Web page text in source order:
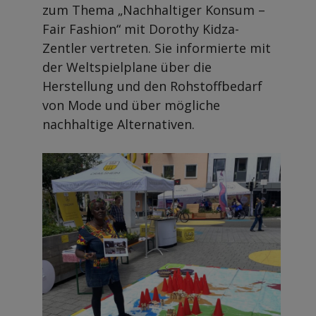
zum Thema „Nachhaltiger Konsum –
Fair Fashion“ mit Dorothy Kidza-
Zentler vertreten. Sie informierte mit
der Weltspielplane über die
Herstellung und den Rohstoffbedarf
von Mode und über mögliche
nachhaltige Alternativen.